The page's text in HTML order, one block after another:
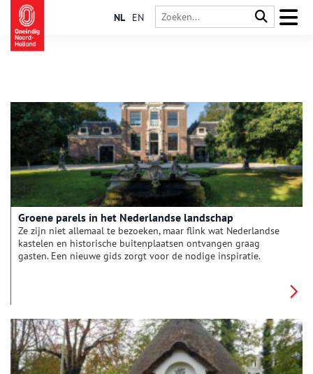
NL EN
Groene parels in het Nederlandse landschap
Ze zijn niet allemaal te bezoeken, maar flink wat Nederlandse
kastelen en historische buitenplaatsen ontvangen graag
gasten. Een nieuwe gids zorgt voor de nodige inspiratie.